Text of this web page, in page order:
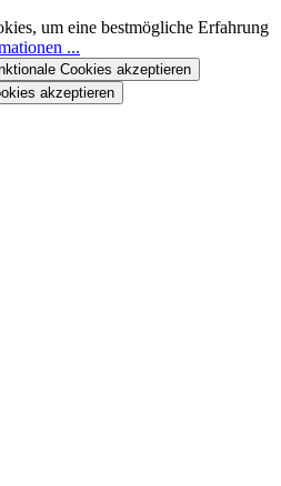
um eine bestmögliche Erfahrung
...
Cookies akzeptieren
akzeptieren